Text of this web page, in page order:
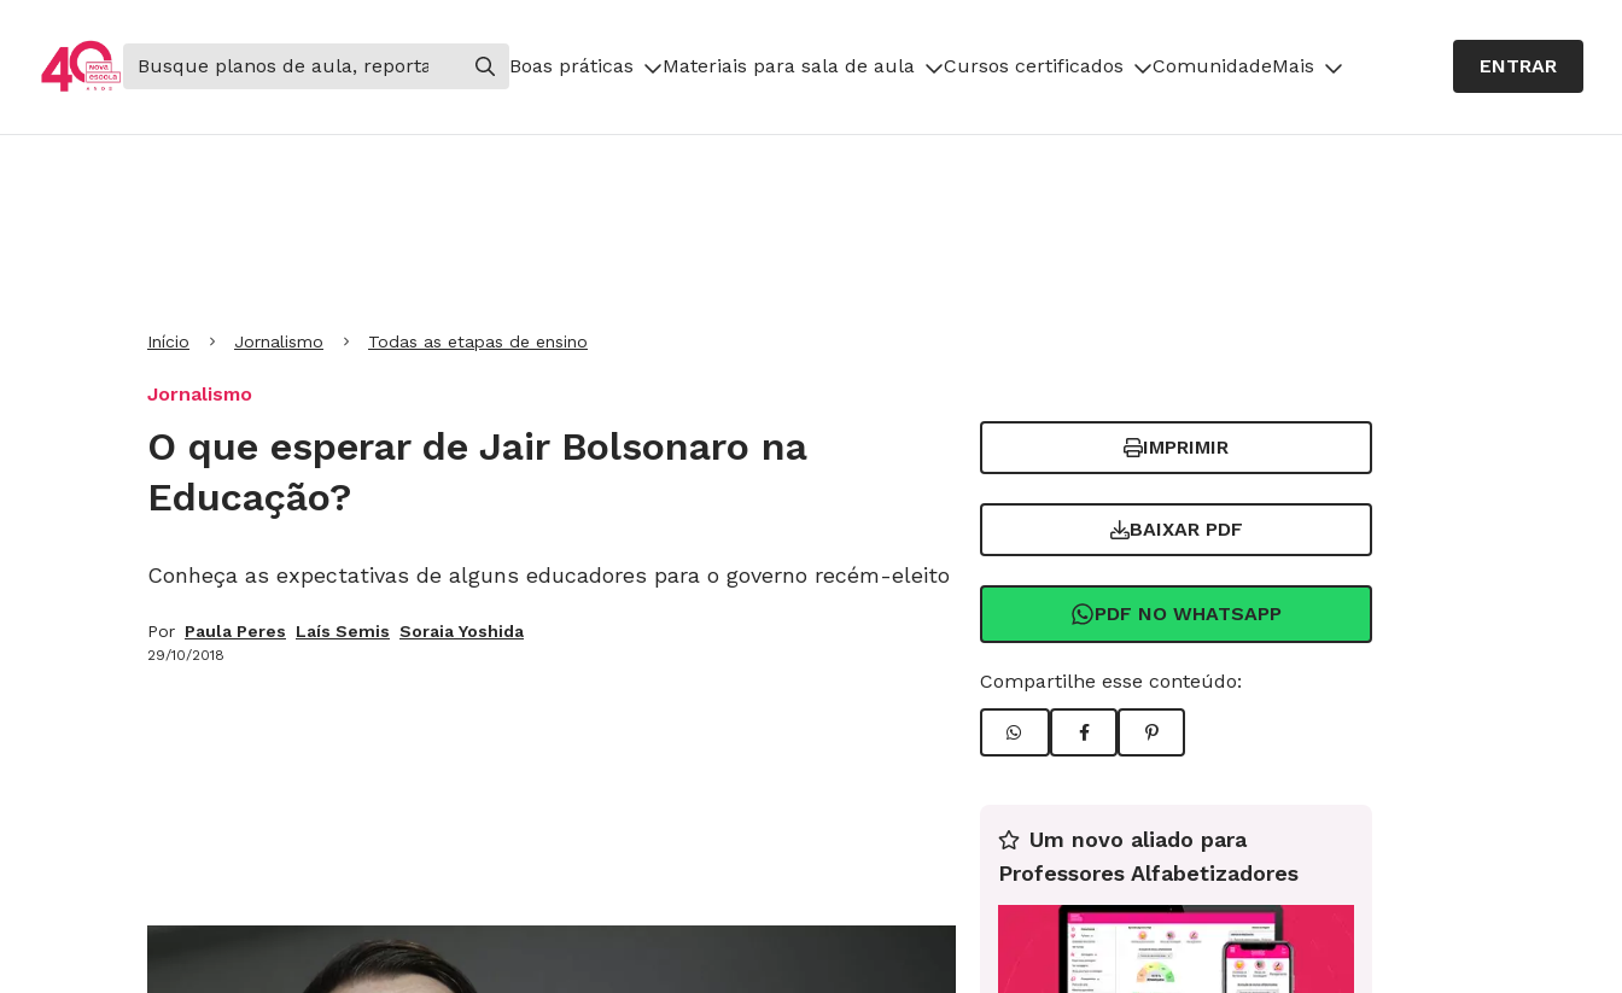
Boas práticas Materiais para sala de aula Cursos certificados ComunidadeMais ENTRAR
Início Jornalismo Todas as etapas de ensino
Jornalismo
O que esperar de Jair Bolsonaro na
Educação?
Conheça as expectativas de alguns educadores para o governo recém-eleito
Por Paula Peres Laís Semis Soraia Yoshida
29/10/2018
IMPRIMIR
BAIXAR PDF
PDF NO WHATSAPP
Compartilhe esse conteúdo:
Um novo aliado para
Professores Alfabetizadores